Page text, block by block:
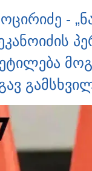
-